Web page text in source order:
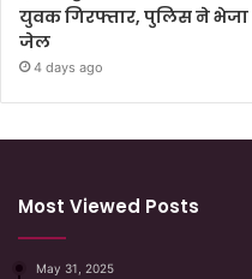
युवक गिरफ्तार, पुलिस ने भेजा
जेल
4 days ago
Most Viewed Posts
May 31, 2025